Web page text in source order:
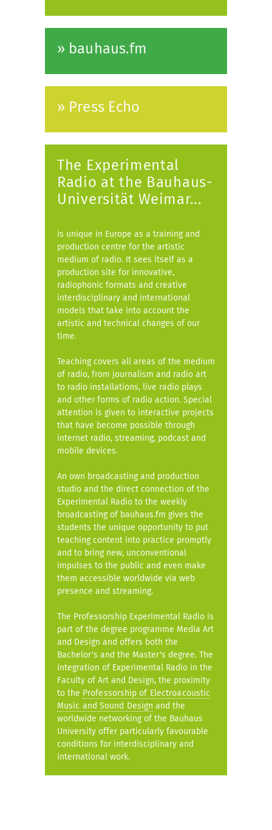
» bauhaus.fm
» Press Echo
The Experimental
Radio at the Bauhaus-
Universität Weimar...
is unique in Europe as a training and
production centre for the artistic
medium of radio. It sees itself as a
production site for innovative,
radiophonic formats and creative
interdisciplinary and international
models that take into account the
artistic and technical changes of our
time.
Teaching covers all areas of the medium
of radio, from journalism and radio art
to radio installations, live radio plays
and other forms of radio action. Special
attention is given to interactive projects
that have become possible through
internet radio, streaming, podcast and
mobile devices.
An own broadcasting and production
studio and the direct connection of the
Experimental Radio to the weekly
broadcasting of bauhaus.fm gives the
students the unique opportunity to put
teaching content into practice promptly
and to bring new, unconventional
impulses to the public and even make
them accessible worldwide via web
presence and streaming.
The Professorship Experimental Radio is
part of the degree programme Media Art
and Design and offers both the
Bachelor's and the Master's degree. The
integration of Experimental Radio in the
Faculty of Art and Design, the proximity
to the Professorship of Electroacoustic
Music and Sound Design and the
worldwide networking of the Bauhaus
University offer particularly favourable
conditions for interdisciplinary and
international work.